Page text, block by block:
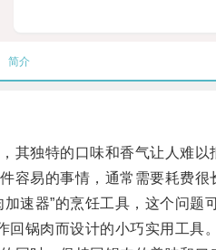
简介
独特的口味和香气让人难以
易的事情，通常需要耗费很
器”的烹饪工具，这个问题可
锅肉而设计的小巧实用工具。